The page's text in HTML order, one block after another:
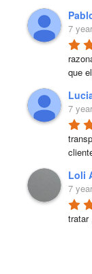
7
que
7
Loli
7
tratar